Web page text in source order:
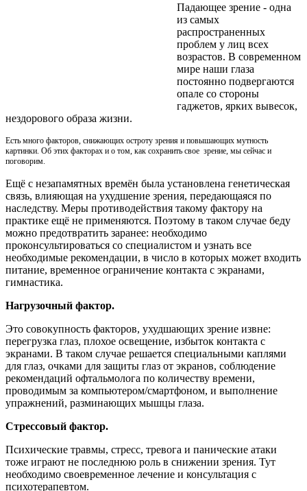
Падающее зрение - одна
из самых
распространенных
проблем у лиц всех
возрастов. В современном
мире наши глаза
постоянно подвергаются
опале со стороны
гаджетов, ярких вывесок,
нездорового образа жизни.
Есть много факторов, снижающих остроту зрения и повышающих мутность
картинки. Об этих факторах и о том, как сохранить свое зрение, мы сейчас и
поговорим.
Ещё с незапамятных времён была установлена генетическая
связь, влияющая на ухудшение зрения, передающаяся по
наследству. Меры противодействия такому фактору на
практике ещё не применяются. Поэтому в таком случае беду
можно предотвратить заранее: необходимо
проконсультироваться со специалистом и узнать все
необходимые рекомендации, в число в которых может входить
питание, временное ограничение контакта с экранами,
гимнастика.
Нагрузочный фактор.
Это совокупность факторов, ухудшающих зрение извне:
перегрузка глаз, плохое освещение, избыток контакта с
экранами. В таком случае решается специальными каплями
для глаз, очками для защиты глаз от экранов, соблюдение
рекомендаций офтальмолога по количеству времени,
проводимым за компьютером/смартфоном, и выполнение
упражнений, разминающих мышцы глаза.
Стрессовый фактор.
Психические травмы, стресс, тревога и панические атаки
тоже играют не последнюю роль в снижении зрения. Тут
необходимо своевременное лечение и консультация с
психотерапевтом.